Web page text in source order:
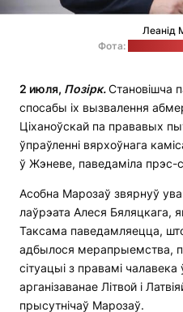
Леанід
Фота:
2 июля, Позірк.Становішча
спосабы іх вызвалення
Ціханоўскай па прававых
ўпраўленні вярхоўнага
ў Жэневе, паведаміла прэс-
Асобна Марозаў звярнуў
лаўрэата Алеся Бяляцкага,
Таксама паведамляецца,
адбылося мерапрыемства,
сітуацыі з правамі
арганізаванае Літвой і
прысутнічаў Марозаў.